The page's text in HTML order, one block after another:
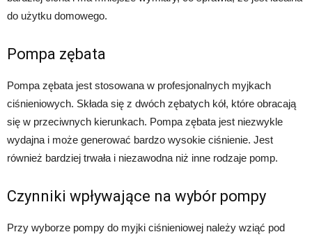
do użytku domowego.
Pompa zębata
Pompa zębata jest stosowana w profesjonalnych myjkach
ciśnieniowych. Składa się z dwóch zębatych kół, które obracają
się w przeciwnych kierunkach. Pompa zębata jest niezwykle
wydajna i może generować bardzo wysokie ciśnienie. Jest
również bardziej trwała i niezawodna niż inne rodzaje pomp.
Czynniki wpływające na wybór pompy
Przy wyborze pompy do myjki ciśnieniowej należy wziąć pod